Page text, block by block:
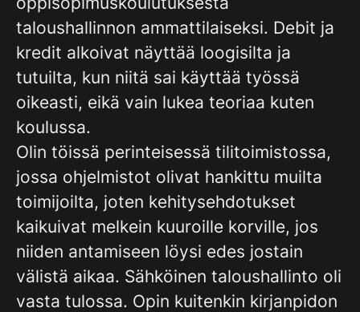
taloushallinnon ammattilaiseksi. Debit ja
kredit alkoivat näyttää loogisilta ja
tutuilta, kun niitä sai käyttää työssä
oikeasti, eikä vain lukea teoriaa kuten
koulussa.
Olin töissä perinteisessä tilitoimistossa,
jossa ohjelmistot olivat hankittu muilta
toimijoilta, joten kehitysehdotukset
kaikuivat melkein kuuroille korville, jos
niiden antamiseen löysi edes jostain
välistä aikaa. Sähköinen taloushallinto oli
vasta tulossa. Opin kuitenkin kirjanpidon